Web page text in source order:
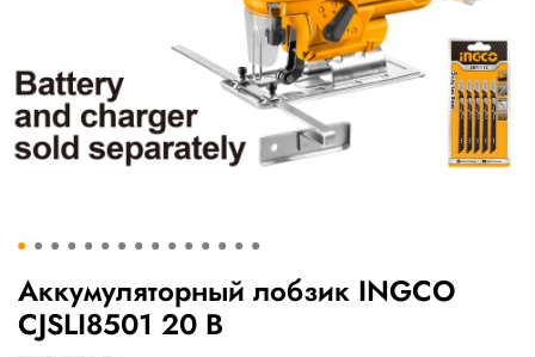
Аккумуляторный лобзик INGCO
CJSLI8501 20 В